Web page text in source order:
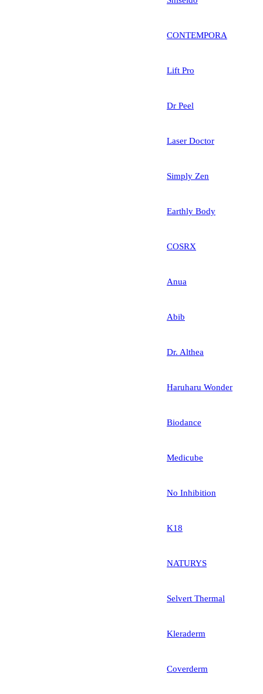
CONTEMPORA
Lift Pro
Dr Peel
Laser Doctor
Simply Zen
Earthly Body
COSRX
Anua
Abib
Dr. Althea
Haruharu Wonder
Biodance
Medicube
No Inhibition
K18
NATURYS
Selvert Thermal
Kleraderm
Coverderm